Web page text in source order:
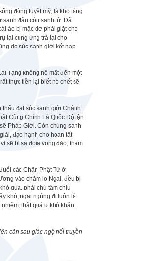
động tuyệt mỹ, là kho tàng
sanh đâu còn sanh tử. Đã
áo bị mặc dơ phải giặt cho
lại cung ứng trả lại cho
do súc sanh giới kết nạp
Tạng không hề mất đến một
thực tiễn lại biết nó chết sẽ
thấu đạt súc sanh giới Chánh
Cũng Chính Là Quốc Độ tận
Pháp Giới. Còn chúng sanh
đạo hạnh cho hoàn tất
sẽ bị sa đọïa vọng đảo, tham
các Chân Phật Tử ở
vào chăm lo Ngài, đều bị
qua, phải chú tâm chịu
khó, ngại ngùng đi luôn là
thật quá ư khó khăn.
căn sau giác ngộ nối truyền